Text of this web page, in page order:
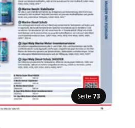
Seite 73